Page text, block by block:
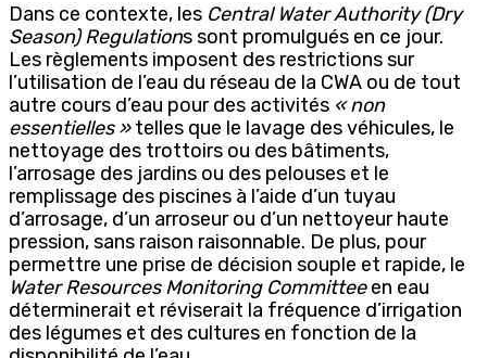
Dans ce contexte, les Central Water Authority (Dry
Season) Regulations sont promulgués en ce jour.
Les règlements imposent des restrictions sur
l’utilisation de l’eau du réseau de la CWA ou de tout
autre cours d’eau pour des activités « non
essentielles »telles que le lavage des véhicules, le
nettoyage des trottoirs ou des bâtiments,
l’arrosage des jardins ou des pelouses et le
remplissage des piscines à l’aide d’un tuyau
d’arrosage, d’un arroseur ou d’un nettoyeur haute
pression, sans raison raisonnable. De plus, pour
permettre une prise de décision souple et rapide, le
Water Resources Monitoring Committeeen eau
déterminerait et réviserait la fréquence d’irrigation
des légumes et des cultures en fonction de la